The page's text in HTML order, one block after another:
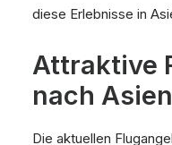
diese Erlebnisse in
Attraktive
nach Asien
Die aktuellen